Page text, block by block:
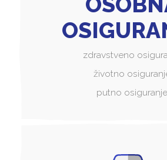
zdravstveno
životno
putno osiguranje